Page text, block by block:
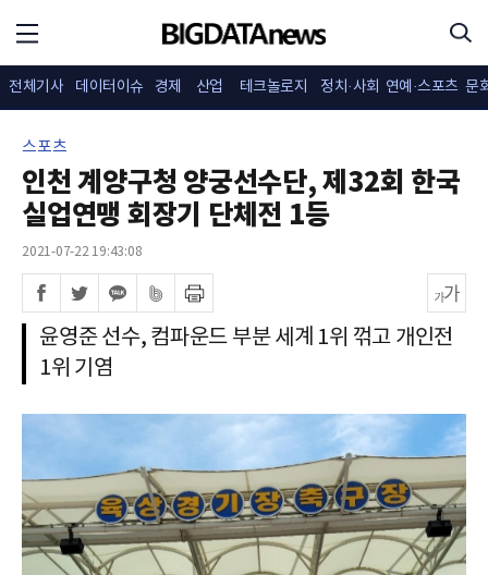
전체기사 데이터이슈 경제 산업 테크놀로지 정치·사회 연예·스포츠 문
스포츠
인천 계양구청 양궁선수단, 제32회 한국
실업연맹 회장기 단체전 1등
2021-07-22 19:43:08
윤영준 선수, 컴파운드 부분 세계 1위 꺾고 개인전
1위 기염